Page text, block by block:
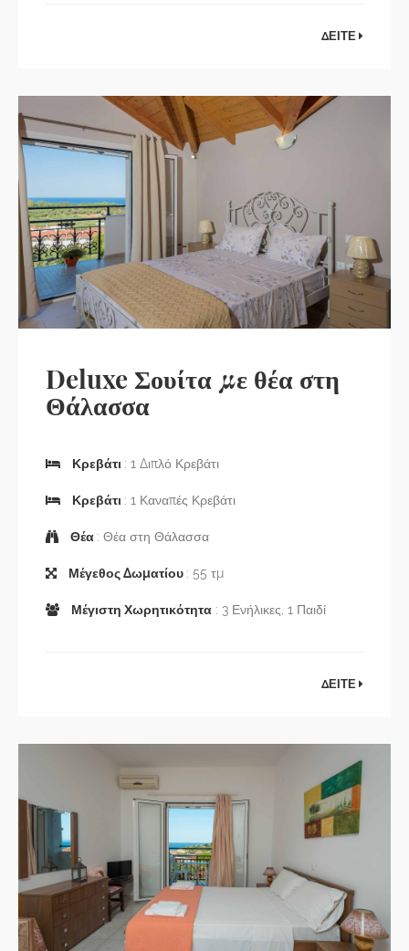
ΔΕΙΤΕ
Deluxe Σουίτα με θέα στη
Θάλασσα
Κρεβάτι : 1 Διπλό Κρεβάτι
Κρεβάτι : 1 Καναπές Κρεβάτι
Θέα : Θέα στη Θάλασσα
Μέγεθος Δωματίου : 55 τμ
Μέγιστη Χωρητικότητα : 3 Ενήλικες, 1 Παιδί
ΔΕΙΤΕ